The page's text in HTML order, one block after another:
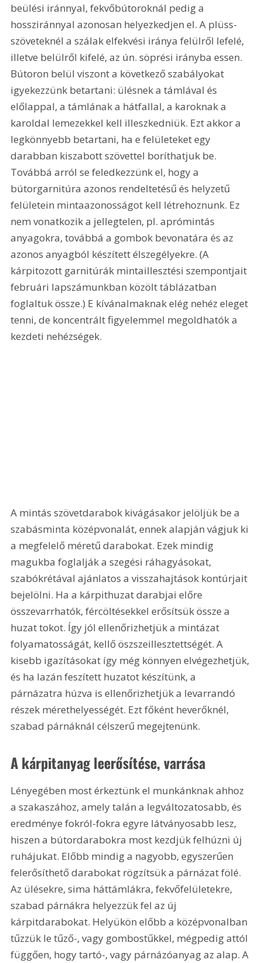
beülési iránnyal, fekvőbútoroknál pedig a
hossziránnyal azonosan helyezkedjen el. A plüss-
szöveteknél a szálak elfekvési iránya felülről lefelé,
illetve belülről kifelé, az ún. söprési irányba essen.
Bútoron belül viszont a következő szabályokat
igyekezzünk betartani: ülésnek a támlával és
előlappal, a támlának a hátfallal, a karoknak a
karoldal lemezekkel kell illeszkedniük. Ezt akkor a
legkönnyebb betartani, ha e felületeket egy
darabban kiszabott szövettel boríthatjuk be.
Továbbá arról se feledkezzünk el, hogy a
bútorgarnitúra azonos rendeltetésű és helyzetű
felületein mintaazonosságot kell létrehoznunk. Ez
nem vonatkozik a jellegtelen, pl. aprómintás
anyagokra, továbbá a gombok bevonatára és az
azonos anyagból készített élszegélyekre. (A
kárpitozott garnitúrák mintaillesztési szempontjait
februári lapszámunkban közölt táblázatban
foglaltuk össze.) E kívánalmaknak elég nehéz eleget
tenni, de koncentrált figyelemmel megoldhatók a
kezdeti nehézségek.
A mintás szövetdarabok kivágásakor jelöljük be a
szabásminta középvonalát, ennek alapján vágjuk ki
a megfelelő méretű darabokat. Ezek mindig
magukba foglalják a szegési ráhagyásokat,
szabókrétával ajánlatos a visszahajtások kontúrjait
bejelölni. Ha a kárpithuzat darabjai előre
összevarrhatók, fércöltésekkel erősítsük össze a
huzat tokot. Így jól ellenőrizhetjük a mintázat
folyamatosságát, kellő öszszeillesztettségét. A
kisebb igazításokat így még könnyen elvégezhetjük,
és ha lazán feszített huzatot készítünk, a
párnázatra húzva is ellenőrizhetjük a levarrandó
részek mérethelyességét. Ezt főként heverőknél,
szabad párnáknál célszerű megejtenünk.
A kárpitanyag leerősítése, varrása
Lényegében most érkeztünk el munkánknak ahhoz
a szakaszához, amely talán a legváltozatosabb, és
eredménye fokról-fokra egyre látványosabb lesz,
hiszen a bútordarabokra most kezdjük felhúzni új
ruhájukat. Előbb mindig a nagyobb, egyszerűen
felerősíthető darabokat rögzítsük a párnázat fölé.
Az ülésekre, sima háttámlákra, fekvőfelületekre,
szabad párnákra helyezzük fel az új
kárpitdarabokat. Helyükön előbb a középvonalban
tűzzük le tűző-, vagy gombostűkkel, mégpedig attól
függően, hogy tartó-, vagy párnázóanyag az alap. A